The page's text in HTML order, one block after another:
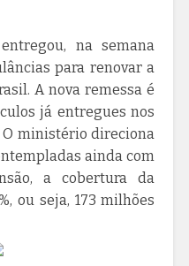
na semana
para renovar a
A nova remessa é
já entregues nos
O ministério direciona
ainda com
a cobertura da
ou seja, 173 milhões